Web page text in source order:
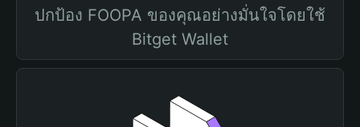
ปกป้อง FOOPA ของคุณอย่างมั่นใจโดยใช้
Bitget Wallet